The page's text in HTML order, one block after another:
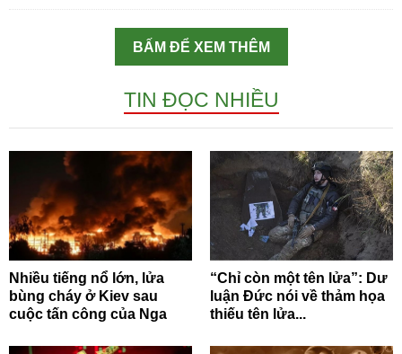
BẤM ĐỂ XEM THÊM
TIN ĐỌC NHIỀU
Nhiều tiếng nổ lớn, lửa
bùng cháy ở Kiev sau
cuộc tấn công của Nga
“Chỉ còn một tên lửa”: Dư
luận Đức nói về thảm họa
thiếu tên lửa...